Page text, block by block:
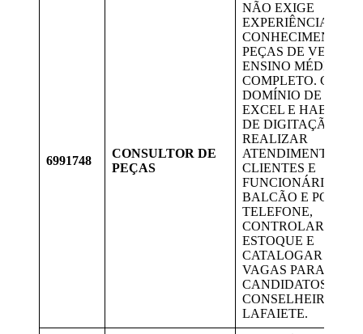
6991748
CONSULTOR DE
PEÇAS
NÃO EXIGE
EXPERIÊNCIA,
CONHECIMENTO
PEÇAS DE
ENSINO MÉDIO
COMPLETO. CNH B.
DOMÍNIO DE
EXCEL E
DE DIGITAÇÃO.
REALIZAR
ATENDIMENTO
CLIENTES E
FUNCIONÁRIOS NO
BALCÃO E POR
TELEFONE,
CONTROLAR
ESTOQUE E
CATALOGAR
VAGAS PARA
CANDIDATOS DE
CONSELHEIRO
LAFAIETE.